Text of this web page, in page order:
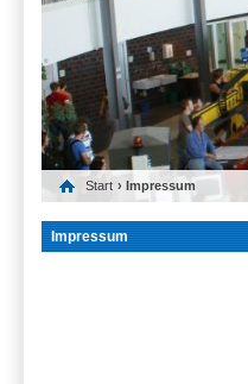
Start › Impressum
Impressum